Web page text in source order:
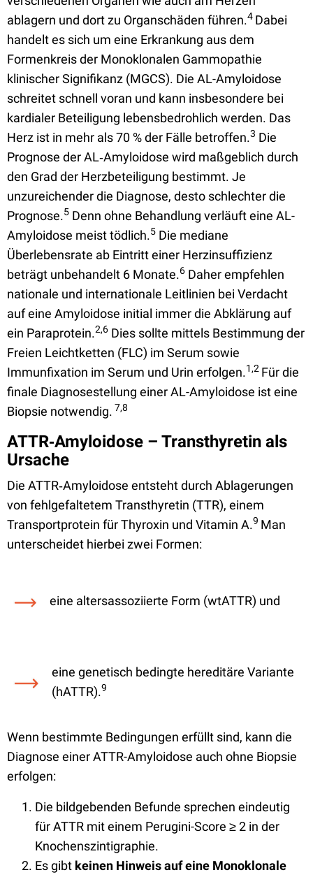
ablagern und dort zu Organschäden führen.4 Dabei
handelt es sich um eine Erkrankung aus dem
Formenkreis der Monoklonalen Gammopathie
klinischer Signifikanz (MGCS). Die AL-Amyloidose
schreitet schnell voran und kann insbesondere bei
kardialer Beteiligung lebensbedrohlich werden. Das
Herz ist in mehr als 70 % der Fälle betroffen.3 Die
Prognose der AL‑Amyloidose wird maßgeblich durch
den Grad der Herzbeteiligung bestimmt. Je
unzureichender die Diagnose, desto schlechter die
Prognose.5 Denn ohne Behandlung verläuft eine AL-
Amyloidose meist tödlich.5 Die mediane
Überlebensrate ab Eintritt einer Herzinsuffizienz
beträgt unbehandelt 6 Monate.6 Daher empfehlen
nationale und internationale Leitlinien bei Verdacht
auf eine Amyloidose initial immer die Abklärung auf
ein Paraprotein.2,6 Dies sollte mittels Bestimmung der
Freien Leichtketten (FLC) im Serum sowie
Immunfixation im Serum und Urin erfolgen.1,2 Für die
finale Diagnosestellung einer AL-Amyloidose ist eine
Biopsie notwendig. 7,8
ATTR‑Amyloidose – Transthyretin als
Ursache
Die ATTR‑Amyloidose entsteht durch Ablagerungen
von fehlgefaltetem Transthyretin (TTR), einem
Transportprotein für Thyroxin und Vitamin A.9 Man
unterscheidet hierbei zwei Formen:
eine altersassoziierte Form (wtATTR) und
eine genetisch bedingte hereditäre Variante
(hATTR).9
Wenn bestimmte Bedingungen erfüllt sind, kann die
Diagnose einer ATTR-Amyloidose auch ohne Biopsie
erfolgen:
Die bildgebenden Befunde sprechen eindeutig
für ATTR mit einem Perugini-Score ≥ 2 in der
Knochenszintigraphie.
Es gibt keinen Hinweis auf eine Monoklonale